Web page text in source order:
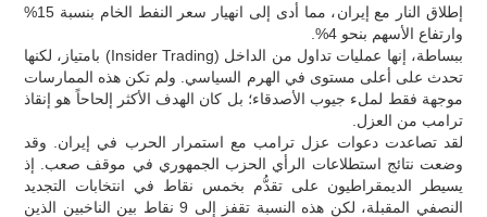
إطلاق النار مع إيران، مما أدى إلى انهيار سعر النفط الخام بنسبة 15%
وارتفاع الأسهم بنحو 4%.
ببساطة، إنها عمليات تداول من الداخل (Insider Trading) بامتياز، لكنها
تحدث على أعلى مستوى في الهرم السياسي. ولم تكن هذه الممارسات
موجهة فقط لملء جيوب الأصدقاء؛ بل كان الهدف الأكثر إلحاحاً هو إنقاذ
ترامب من العزل.
لقد تصاعدت دعوات عزل ترامب مع استمرار الحرب في إيران. وقد
وضعت نتائج استطلاعات الرأي الحزب الجمهوري في موقف صعب. إذ
يسيطر الديمقراطيون على تقدُّم بخمس نقاط في انتخابات التجديد
النصفي المقبلة، لكن هذه النسبة تقفز إلى 9 نقاط بين الناخبين الذين